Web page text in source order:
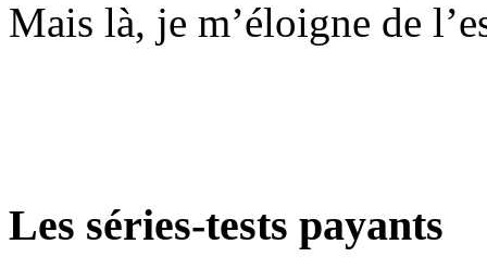
Mais là, je m’éloigne de
Les séries-tests payants